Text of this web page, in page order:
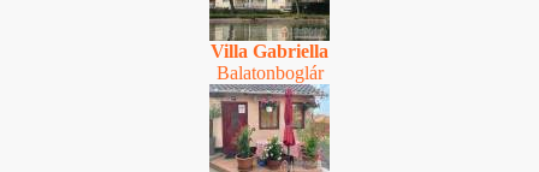
Villa Gabriella
Balatonboglár